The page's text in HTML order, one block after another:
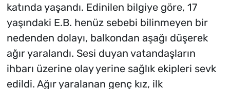
katında yaşandı. Edinilen bilgiye göre, 17
yaşındaki E.B. henüz sebebi bilinmeyen bir
nedenden dolayı, balkondan aşağı düşerek
ağır yaralandı. Sesi duyan vatandaşların
ihbarı üzerine olay yerine sağlık ekipleri sevk
edildi. Ağır yaralanan genç kız, ilk